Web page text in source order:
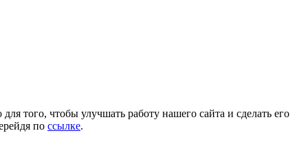
того, чтобы улучшать работу нашего сайта и сделать его
по ссылке.